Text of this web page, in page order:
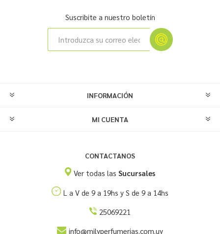
Suscribite a nuestro boletín
INFORMACIÓN
MI CUENTA
CONTACTANOS
Ver todas lasSucursales
L a V de 9 a 19hs y S de 9 a 14hs
25069221
info@milyperfumerias.com.uy